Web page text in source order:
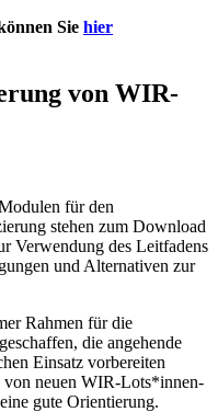
Sie hier
von WIR-
für den
stehen zum Download
Verwendung des Leitfadens
und Alternativen zur
Rahmen für die
die angehende
Einsatz vorbereiten
von neuen WIR-Lots*innen-
gute Orientierung.